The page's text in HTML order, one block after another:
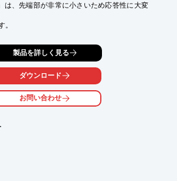
は、先端部が非常に小さいため応答性に大変
。
そ樹脂(PFA)を採用。
～+260℃)、耐薬品性(モールド形：-200℃
な加工をして販売することが可能となった製
合
製品を詳しく見る
ダウンロード
お問い合わせ